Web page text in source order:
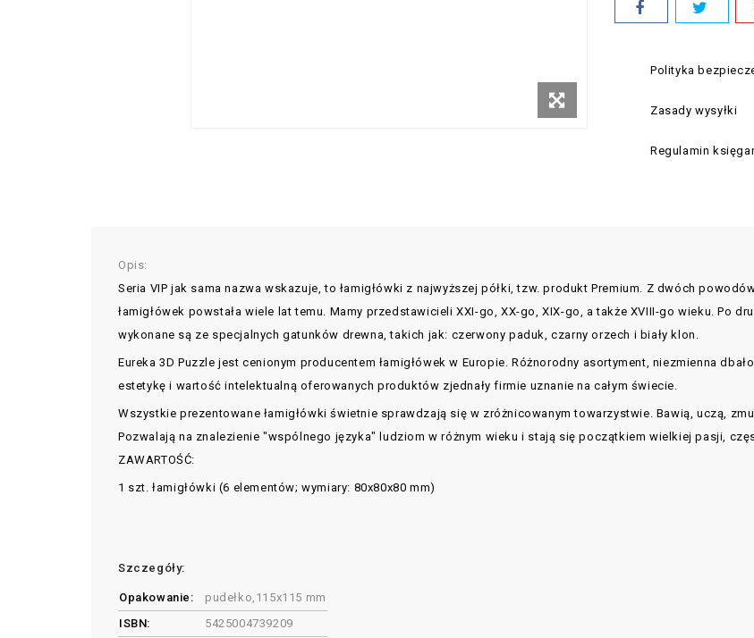
Polityka
Zasady wysyłki
Regulamin
Opis:
Seria VIP jak sama nazwa wskazuje, to łamigłówki z najwyższej półki, tzw. produkt Premium. Z dwóch
łamigłówek powstała wiele lat temu. Mamy przedstawicieli XXI-go, XX-go, XIX-go, a także XVIII-go wieku. Po
wykonane są ze specjalnych gatunków drewna, takich jak: czerwony paduk, czarny orzech i biały klon.
Eureka 3D Puzzle jest cenionym producentem łamigłówek w Europie. Różnorodny asortyment, niezmienna
estetykę i wartość intelektualną oferowanych produktów zjednały firmie uznanie na całym świecie.
Wszystkie prezentowane łamigłówki świetnie sprawdzają się w zróżnicowanym towarzystwie. Bawią, uczą,
Pozwalają na znalezienie "wspólnego języka" ludziom w różnym wieku i stają się początkiem wielkiej pasji,
ZAWARTOŚĆ:
1 szt. łamigłówki (6 elementów; wymiary: 80x80x80 mm)
Szczegóły:
Opakowanie:
pudełko,115x115 mm
ISBN:
5425004739209